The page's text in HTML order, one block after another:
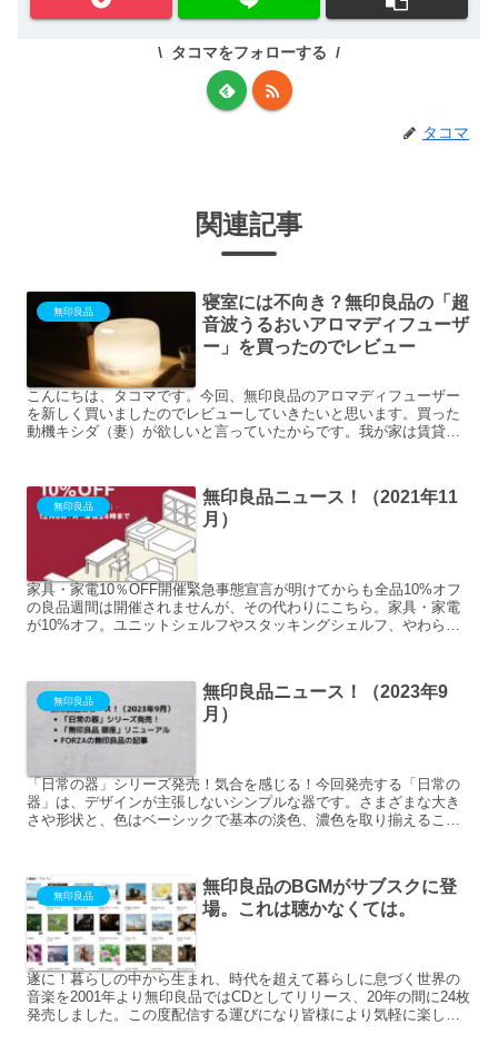
タコマをフォローする
タコマ
関連記事
無印良品
寝室には不向き？無印良品の「超
音波うるおいアロマディフューザ
ー」を買ったのでレビュー
こんにちは、タコマです。今回、無印良品のアロマディフューザー
を新しく買いましたのでレビューしていきたいと思います。買った
動機キシダ（妻）が欲しいと言っていたからです。我が家は賃貸住
無印良品
無印良品ニュース！（2021年11
月）
家具・家電10％OFF開催緊急事態宣言が明けてからも全品10%オフ
の良品週間は開催されませんが、その代わりにこちら。家具・家電
が10%オフ。ユニットシェルフやスタッキングシェルフ、やわらか
無印良品
無印良品ニュース！（2023年9
月）
「日常の器」シリーズ発売！気合を感じる！今回発売する「日常の
器」は、デザインが主張しないシンプルな器です。さまざまな大き
さや形状と、色はベーシックで基本の淡色、濃色を取り揃えること
無印良品
無印良品のBGMがサブスクに登
場。これは聴かなくては。
遂に！暮らしの中から生まれ、時代を超えて暮らしに息づく世界の
音楽を2001年より無印良品ではCDとしてリリース、20年の間に24枚
発売しました。この度配信する運びになり皆様により気軽に楽しん